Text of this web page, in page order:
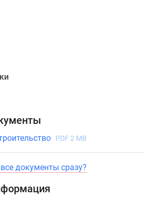
PDF 2 MB
документы сразу?